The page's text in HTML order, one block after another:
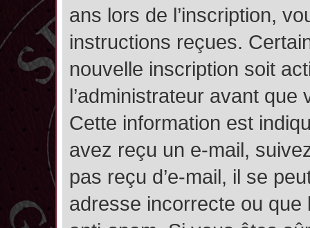
ans lors de l’inscription,
instructions reçues.
nouvelle inscription soit
l’administrateur avant
Cette information est
avez reçu un e-mail,
pas reçu d’e-mail, il se
adresse incorrecte ou que